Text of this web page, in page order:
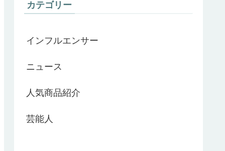
カテゴリー
インフルエンサー
ニュース
人気商品紹介
芸能人